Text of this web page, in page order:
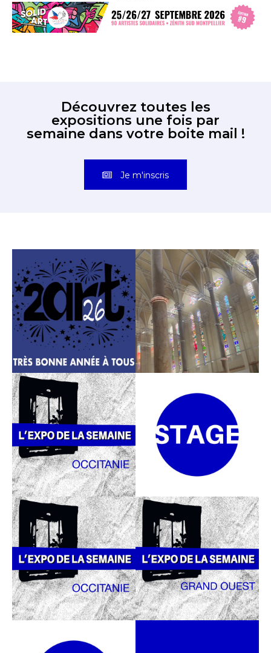
Découvrez toutes les
expositions une fois par
semaine dans votre boite mail !
Je m'inscris